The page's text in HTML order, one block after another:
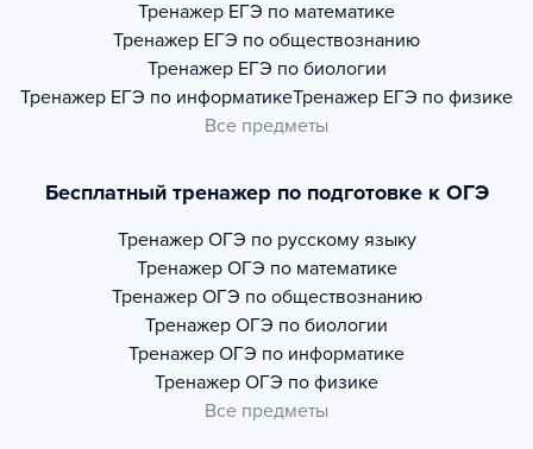
Тренажер ЕГЭ по математике
Тренажер ЕГЭ по обществознанию
Тренажер ЕГЭ по биологии
Тренажер ЕГЭ по информатикеТренажер ЕГЭ по физике
Все предметы
Бесплатный тренажер по подготовке к ОГЭ
Тренажер ОГЭ по русскому языку
Тренажер ОГЭ по математике
Тренажер ОГЭ по обществознанию
Тренажер ОГЭ по биологии
Тренажер ОГЭ по информатике
Тренажер ОГЭ по физике
Все предметы